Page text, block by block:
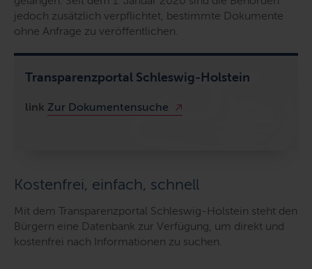
jedoch zusätzlich verpflichtet, bestimmte Dokumente
ohne Anfrage zu veröffentlichen.
Transparenzportal Schleswig-Holstein
link Zur Dokumentensuche
Kostenfrei, einfach, schnell
Mit dem Transparenzportal Schleswig-Holstein steht den
Bürgern eine Datenbank zur Verfügung, um direkt und
kostenfrei nach Informationen zu suchen.